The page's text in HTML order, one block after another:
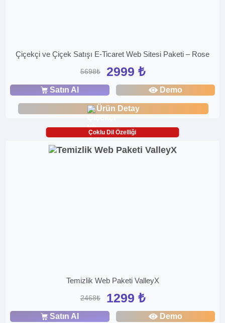
Çiçekçi ve Çiçek Satışı E-Ticaret Web Sitesi Paketi – Rose
5698₺ 2999 ₺
Satın Al Demo
Ürün Detay
Çoklu Dil Özelliği
Temizlik Web Paketi ValleyX
2468₺ 1299 ₺
Satın Al Demo